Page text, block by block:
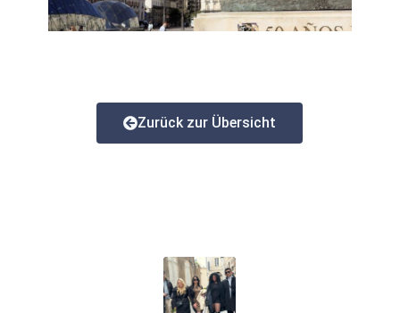
Zurück zur Übersicht